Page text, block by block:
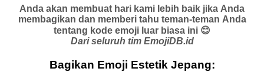
Anda akan membuat hari kami lebih baik jika Anda
membagikan dan memberi tahu teman-teman Anda
tentang kode emoji luar biasa ini 😊
Dari seluruh tim EmojiDB.id
Bagikan Emoji Estetik Jepang: